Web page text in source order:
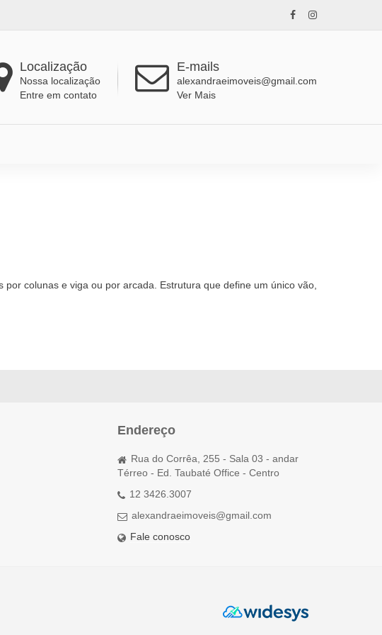
Localização
Nossa localização
Entre em contato
E-mails
alexandraeimoveis@gmail.com
Ver Mais
colunas e viga ou por arcada. Estrutura que define um único vão,
Endereço
Rua do Corrêa, 255 - Sala 03 - andar
Térreo - Ed. Taubaté Office - Centro
12 3426.3007
alexandraeimoveis@gmail.com
Fale conosco